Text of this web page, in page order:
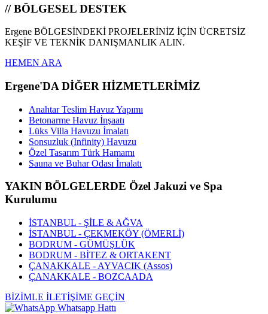
// BÖLGESEL DESTEK
Ergene BÖLGESİNDEKİ PROJELERİNİZ İÇİN ÜCRETSİZ
KEŞİF VE TEKNİK DANIŞMANLIK ALIN.
HEMEN ARA
Ergene'DA DİĞER HİZMETLERİMİZ
Anahtar Teslim Havuz Yapımı
Betonarme Havuz İnşaatı
Lüks Villa Havuzu İmalatı
Sonsuzluk (Infinity) Havuzu
Özel Tasarım Türk Hamamı
Sauna ve Buhar Odası İmalatı
YAKIN BÖLGELERDE Özel Jakuzi ve Spa
Kurulumu
İSTANBUL - ŞİLE & AĞVA
İSTANBUL - ÇEKMEKÖY (ÖMERLİ)
BODRUM - GÜMÜŞLÜK
BODRUM - BİTEZ & ORTAKENT
ÇANAKKALE - AYVACIK (Assos)
ÇANAKKALE - BOZCAADA
BİZİMLE İLETİŞİME GEÇİN
Whatsapp Hattı